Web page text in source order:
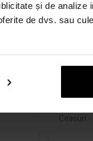
și de analize
de dvs. sau
AVI-8
Ceasuri